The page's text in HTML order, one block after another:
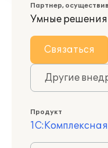
Партнер,
Умные решения
Связаться
Другие
Продукт